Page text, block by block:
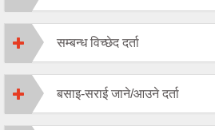
सम्बन्ध विच्छेद दर्ता
बसाइ-सराई जाने/आउने दर्ता